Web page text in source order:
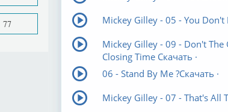
77 Mickey Gilley - 05 - You Don't
Mickey Gilley - 09 - Don't
Closing Time Скачать ·
06 - Stand By Me ?Скачать ·
Mickey Gilley - 07 - That's All